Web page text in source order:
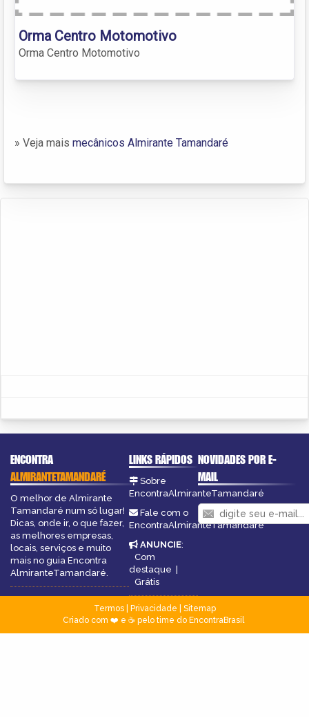
Orma Centro Motomotivo
Orma Centro Motomotivo
» Veja mais mecânicos Almirante Tamandaré
ENCONTRA
ALMIRANTETAMANDARÉ
O melhor de Almirante
Tamandaré num só lugar!
Dicas, onde ir, o que fazer,
as melhores empresas,
locais, serviços e muito
mais no guia Encontra
AlmiranteTamandaré.
LINKS RÁPIDOS
Sobre
EncontraAlmiranteTamandaré
Fale com o
EncontraAlmiranteTamandaré
ANUNCIE:
Com
destaque |
Grátis
NOVIDADES POR E-
MAIL
Termos| Privacidade
Sitemap
Criado com ❤️ e ☕ pelo time do EncontraBrasil